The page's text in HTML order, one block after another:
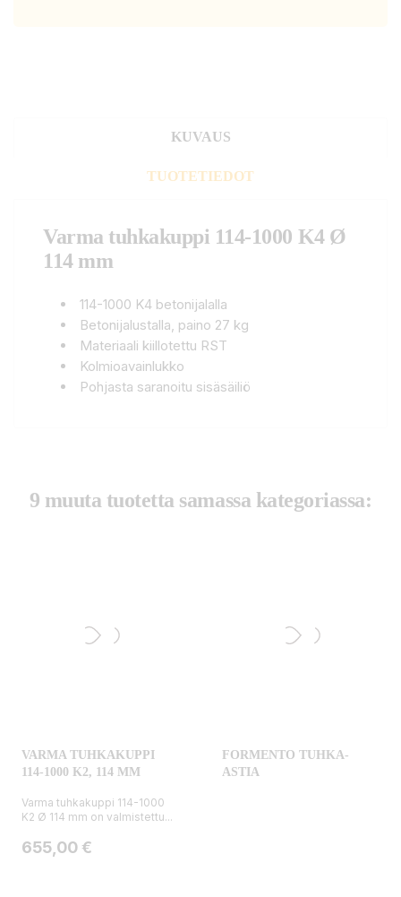
KUVAUS
TUOTETIEDOT
Varma tuhkakuppi 114-1000 K4 Ø
114 mm
114-1000 K4 betonijalalla
Betonijalustalla, paino 27 kg
Materiaali kiillotettu RST
Kolmioavainlukko
Pohjasta saranoitu sisäsäiliö
9 muuta tuotetta samassa kategoriassa:
VARMA TUHKAKUPPI
114-1000 K2, 114 MM
Varma tuhkakuppi 114-1000
K2 Ø 114 mm on valmistettu...
Hinta
655,00 €
FORMENTO TUHKA-
ASTIA